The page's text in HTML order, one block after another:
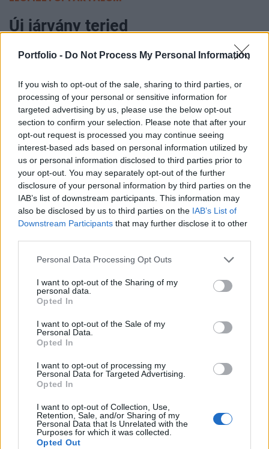
Portfolio - Do Not Process My Personal Information
If you wish to opt-out of the sale, sharing to third parties, or
processing of your personal or sensitive information for
targeted advertising by us, please use the below opt-out
section to confirm your selection. Please note that after your
opt-out request is processed you may continue seeing
interest-based ads based on personal information utilized by
us or personal information disclosed to third parties prior to
your opt-out. You may separately opt-out of the further
disclosure of your personal information by third parties on the
IAB’s list of downstream participants. This information may
also be disclosed by us to third parties on the IAB’s List of
Downstream Participants that may further disclose it to other
Personal Data Processing Opt Outs
I want to opt-out of the Sharing of my
personal data.
Opted In
I want to opt-out of the Sale of my
Personal Data.
Opted In
I want to opt-out of processing my
Personal Data for Targeted Advertising.
Opted In
I want to opt-out of Collection, Use,
Retention, Sale, and/or Sharing of my
Personal Data that Is Unrelated with the
Purposes for which it was collected.
Opted Out
Új járvány terjed
magas halálozási rátával
Portfolio
2024. június 17. 17:03
Tíz betegből háromnál halálos kimenetelű lehet a
Japánban terjedő ritka, húsevő baktérium, amely
már közel 1000 embert megfertőzött idén - írja a
CNN.
Ahogy arról már múlt héten beszámoltunk, Japánban
rekordot döntött egy húsevő baktériumfaj fertőzöttjeinek
száma, a betegség pedig továbbra is megállíthatatlanul
terjed a szigetországban. Kapcsolódó cikkünk 2024. 06.
Streptococcus pyogenes baktérium okozta
megbetegedéssel (STSS) eddig összesen 977-en
A keresett cikk a portfolio.hu hírarchívumához
tartozik, melynek olvasása előfizetéses
regisztrációhoz kötött.
Az előfizetés a következőket tartalmazza:
Portfolio.hu teljes cikkarchívum